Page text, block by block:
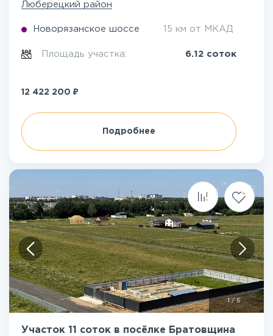
Люберецкий район
Новорязанское шоссе 15 км от МКАД
Площадь участка: 6.12 соток
12 422 200 ₽
Подробнее
1/5
Участок 11 соток в посёлке Братовщина